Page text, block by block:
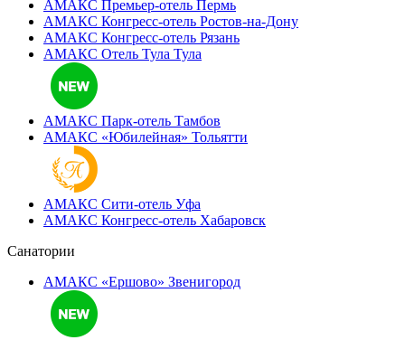
АМАКС Премьер-отель Пермь
АМАКС Конгресс-отель Ростов-на-Дону
АМАКС Конгресс-отель Рязань
АМАКС Отель Тула Тула
АМАКС Парк-отель Тамбов
АМАКС «‎Юбилейная» Тольятти
АМАКС Сити-отель Уфа
АМАКС Конгресс-отель Хабаровск
Санатории
АМАКС «Ершово» Звенигород